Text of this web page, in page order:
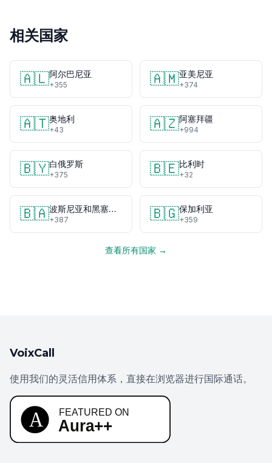
相关国家
🇦🇱阿尔巴尼亚
+355 🇦🇲亚美尼亚
+374
🇦🇹奥地利
+43 🇦🇿阿塞拜疆
+994
🇧🇾白俄罗斯
+375 🇧🇪比利时
+32
🇧🇦 波斯尼亚和黑塞哥维那
+387 🇧🇬保加利亚
+359
查看所有国家 →
VoixCall
使用我们的灵活信用体系，直接在浏览器进行国际通话。